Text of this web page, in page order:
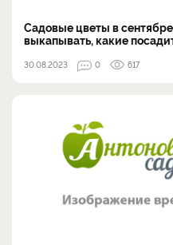
Садовые цветы в
выкапывать, какие
30.08.2023 0 617